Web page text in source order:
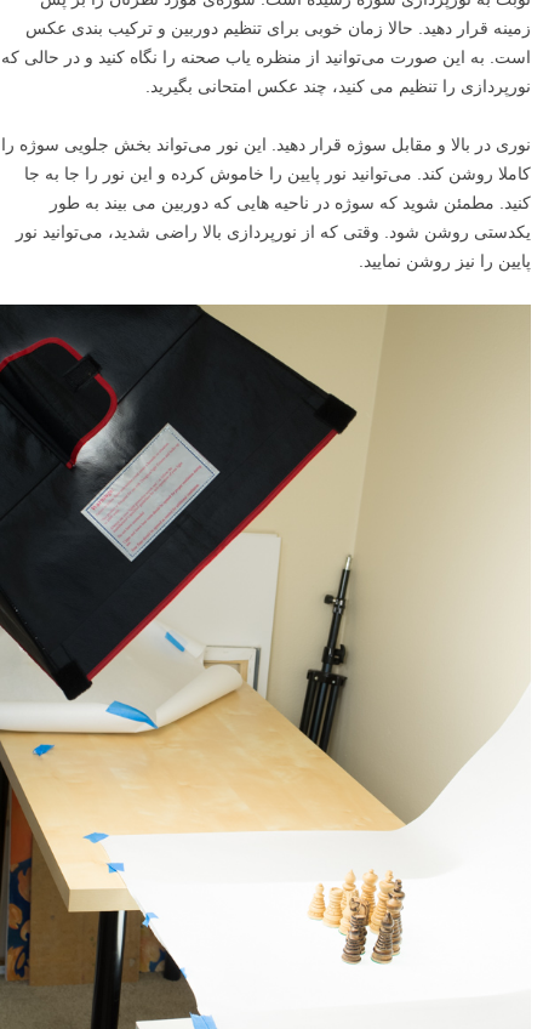
زمینه قرار دهید. حالا زمان خوبی برای تنظیم دوربین و ترکیب بندی عکس
است. به این صورت می‌توانید از منظره یاب صحنه را نگاه کنید و در حالی که
نورپردازی را تنظیم می کنید، چند عکس امتحانی بگیرید.
نوری در بالا و مقابل سوژه قرار دهید. این نور می‌تواند بخش جلویی سوژه را
کاملا روشن کند. می‌توانید نور پایین را خاموش کرده و این نور را جا به جا
کنید. مطمئن شوید که سوژه در ناحیه هایی که دوربین می بیند به طور
یکدستی روشن شود. وقتی که از نورپردازی بالا راضی شدید، می‌توانید نور
پایین را نیز روشن نمایید.